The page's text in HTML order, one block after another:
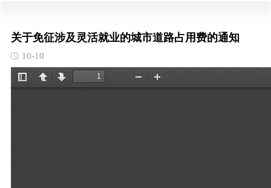
关于免征涉及灵活就业的城市道路占用费的通知
10-10